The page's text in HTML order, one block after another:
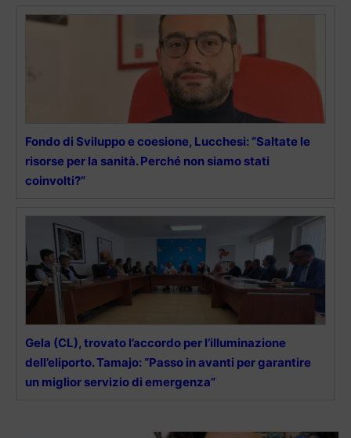
Fondo di Sviluppo e coesione, Lucchesi: “Saltate le
risorse per la sanità. Perché non siamo stati
coinvolti?”
Gela (CL), trovato l’accordo per l’illuminazione
dell’eliporto. Tamajo: “Passo in avanti per garantire
un miglior servizio di emergenza”